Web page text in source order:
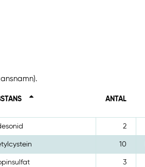
ANTAL
2
10
3